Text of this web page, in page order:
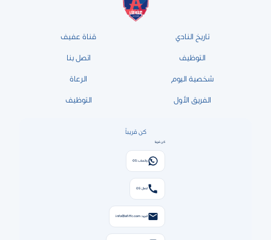
تاريخ النادي قناة عفيف
التوظيف اتصل بنا
شخصية اليوم الرعاة
الفريق الأول التوظيف
كن قريباً
كن قريبًا
واتساب: 05
اتصال: 05
البريد: info@afiffc.com